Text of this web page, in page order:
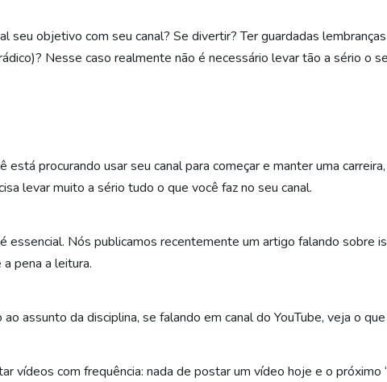
seu objetivo com seu canal? Se divertir? Ter guardadas
Nesse caso realmente não é necessário levar tão a sério o
está procurando usar seu canal para começar e manter uma
levar muito a sério tudo o que você faz no seu canal.
essencial. Nós publicamos recentemente um artigo falando sobre
pena a leitura.
assunto da disciplina, se falando em canal do YouTube, veja o
vídeos com frequência: nada de postar um vídeo hoje e o